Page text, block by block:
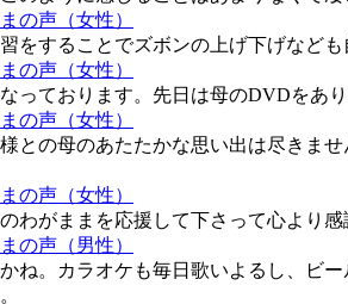
の声（女性）
をすることでズボンの上げ下げなど
の声（女性）
っております。先日は母のDVDをあ
の声（女性）
との母のあたたかな思い出は尽きま
の声（女性）
わがままを応援して下さって心より
の声（男性）
ね。カラオケも毎日歌いよるし、ビ